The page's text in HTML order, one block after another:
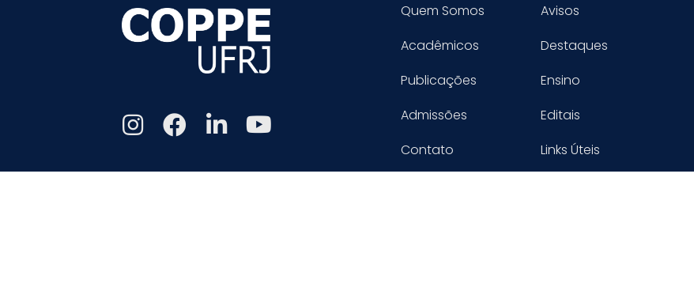
Quem Somos
Acadêmicos
Publicações
Admissões
Contato
Avisos
Destaques
Ensino
Editais
Links Úteis